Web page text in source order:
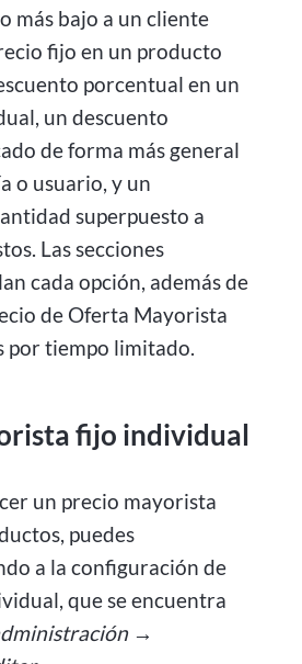
más bajo a un cliente
fijo en un producto
porcentual en un
un descuento
de forma más general
o usuario, y un
superpuesto a
Las secciones
cada opción, además de
de Oferta Mayorista
por tiempo limitado.
fijo individual
un precio mayorista
puedes
a la configuración de
que se encuentra
→